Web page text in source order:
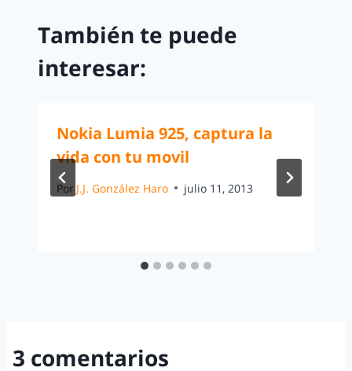
También te puede
interesar:
Nokia Lumia 925, captura la
vida con tu movil
Por J.J. González Haro julio 11, 2013
3 comentarios